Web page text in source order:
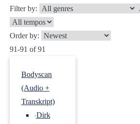
Filter by:
Order by:
91-91 of 91
Bodyscan
(Audio +
Transkript)
›Dirk